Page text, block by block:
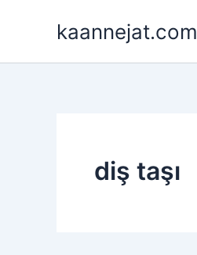
kaannejat.com
diş taşı